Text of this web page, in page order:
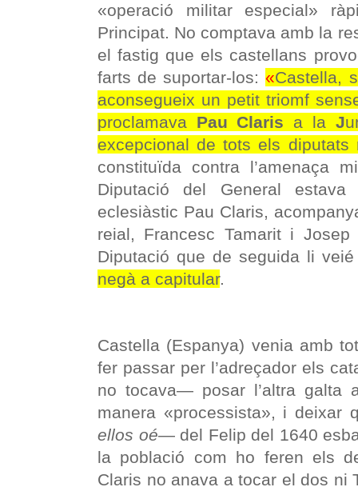
«operació militar especial»
Principat. No comptava amb la
el fastig que els castellans
farts de suportar-los:«Castella,
aconsegueix un petit triomf
proclamava Pau Claris a la J
excepcional de tots els diputats
constituïda contra l’amenaça
Diputació del General
eclesiàstic Pau Claris,
reial, Francesc Tamarit i Josep
Diputació que de seguida li
negà a capitular.
Castella (Espanya) venia amb
fer passar per l’adreçador els
no tocava— posar l’altra galta
manera «processista», i deixar
ellos oé— del Felip del 1640
la població com ho feren els
Claris no anava a tocar el dos ni